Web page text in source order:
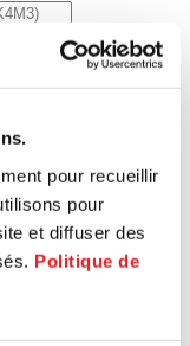
pour recueillir
pour
et diffuser des
Politique de